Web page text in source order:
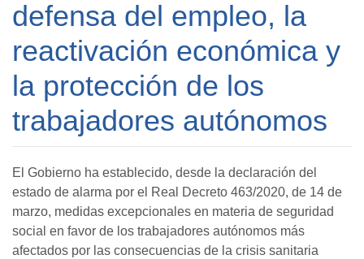
defensa del empleo, la
reactivación económica y
la protección de los
trabajadores autónomos
El Gobierno ha establecido, desde la declaración del
estado de alarma por el Real Decreto 463/2020, de 14 de
marzo, medidas excepcionales en materia de seguridad
social en favor de los trabajadores autónomos más
afectados por las consecuencias de la crisis sanitaria